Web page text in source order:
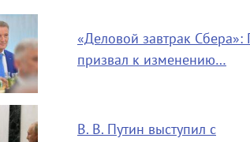
«Деловой завтрак Сбера»:
призвал к изменению…
В. В. Путин выступил с